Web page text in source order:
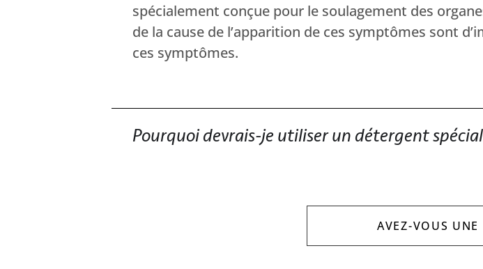
spécialement conçue pour le soulagement des
de la cause de l’apparition de ces symptômes sont
ces symptômes.
Pourquoi devrais-je utiliser un détergent
AVEZ-VOUS